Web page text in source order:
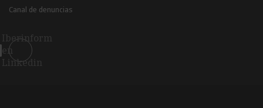
Canal de denuncias
Iberinform
en
Linkedin